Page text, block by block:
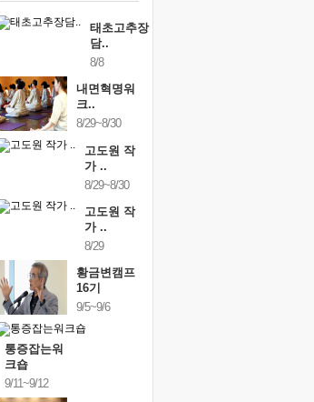
태초고추장
담..
8/8
내면혁명워
크..
8/29~8/30
고도원 작
가 ..
8/29~8/30
고도원 작
가 ..
8/29
황금변캠프
16기
9/5~9/6
통증잡는워
크숍
9/11~9/12